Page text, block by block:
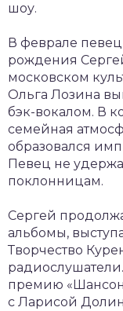
шоу.
В феврале певец
рождения
московском
Ольга Лозина
бэк-вокалом. В
семейная
образовался
Певец не
поклонницам.
Сергей
альбомы,
Творчество
премию «Шансон
с Ларисой